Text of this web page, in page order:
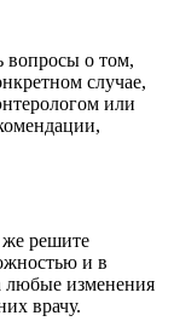
вопросы о том,
случае,
или
же решите
и в
любые изменения
врачу.